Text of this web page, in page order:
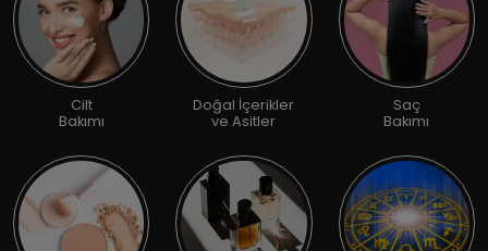
Cilt
Bakımı
Doğal İçerikler
ve Asitler
Saç
Bakımı